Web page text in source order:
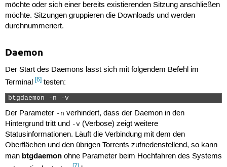
möchte oder sich einer bereits existierenden Sitzung anschließen
möchte. Sitzungen gruppieren die Downloads und werden
durchnummeriert.
Daemon
Der Start des Daemons lässt sich mit folgendem Befehl im
Terminal [6]testen:
btgdaemon -n -v
Der Parameter -n verhindert, dass der Daemon in den
Hintergrund tritt und -v(Verbose) zeigt weitere
Statusinformationen. Läuft die Verbindung mit dem den
Oberflächen und den übrigen Torrents zufriedenstellend, so kann
man btgdaemonohne Parameter beim Hochfahren des Systems